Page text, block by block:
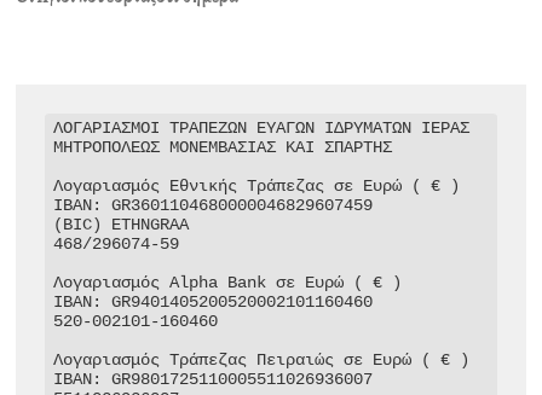
ΛΟΓΑΡΙΑΣΜΟΙ ΤΡΑΠΕΖΩΝ ΕΥΑΓΩΝ ΙΔΡΥΜΑΤΩΝ ΙΕΡΑΣ
ΜΗΤΡΟΠΟΛΕΩΣ ΜΟΝΕΜΒΑΣΙΑΣ ΚΑΙ ΣΠΑΡΤΗΣ
Λογαριασμός Εθνικής Τράπεζας σε Ευρώ ( € )
IBAN: GR3601104680000046829607459
(BIC) ETHNGRAA
468/296074-59
Λογαριασμός Alpha Bank σε Ευρώ ( € )
IBAN: GR9401405200520002101160460
520-002101-160460
Λογαριασμός Τράπεζας Πειραιώς σε Ευρώ ( € )
IBAN: GR9801725110005511026936007